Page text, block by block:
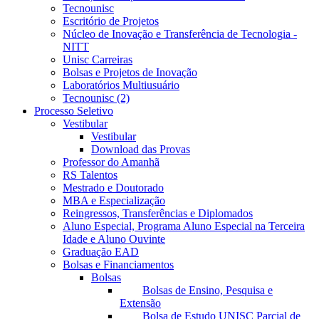
Tecnounisc
Escritório de Projetos
Núcleo de Inovação e Transferência de Tecnologia -
NITT
Unisc Carreiras
Bolsas e Projetos de Inovação
Laboratórios Multiusuário
Tecnounisc (2)
Processo Seletivo
Vestibular
Vestibular
Download das Provas
Professor do Amanhã
RS Talentos
Mestrado e Doutorado
MBA e Especialização
Reingressos, Transferências e Diplomados
Aluno Especial, Programa Aluno Especial na Terceira
Idade e Aluno Ouvinte
Graduação EAD
Bolsas e Financiamentos
Bolsas
Bolsas de Ensino, Pesquisa e
Extensão
Bolsa de Estudo UNISC Parcial de